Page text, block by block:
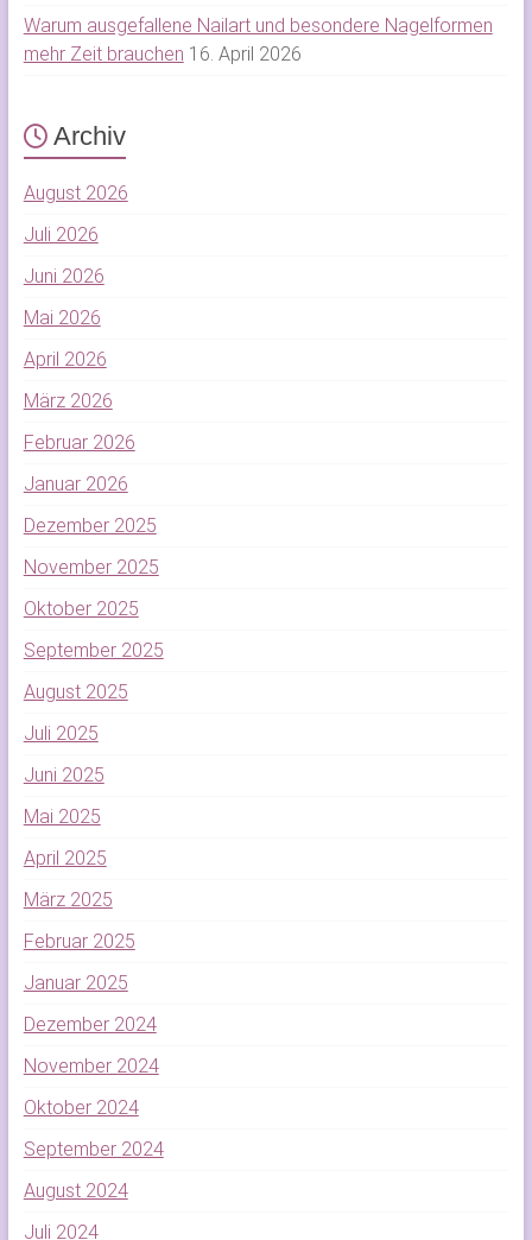
Warum ausgefallene Nailart und besondere Nagelformen
mehr Zeit brauchen 16. April 2026
Archiv
August 2026
Juli 2026
Juni 2026
Mai 2026
April 2026
März 2026
Februar 2026
Januar 2026
Dezember 2025
November 2025
Oktober 2025
September 2025
August 2025
Juli 2025
Juni 2025
Mai 2025
April 2025
März 2025
Februar 2025
Januar 2025
Dezember 2024
November 2024
Oktober 2024
September 2024
August 2024
Juli 2024